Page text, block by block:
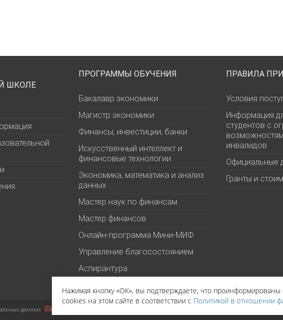
ШКОЛЕ
ПРОГРАММЫ ОБУЧЕНИЯ
Бакалавр экономики
Магистр экономики
Финансы, инвестиции, банки
Искусственный интеллект и
финансовые технологии
Экономика, математика и анализ
данных
Мастер наук по финансам
Мастер финансов
Онлайн-программа Мини-МИФ
Управление благосостоянием
Аспирантура
ПРАВИЛА
Условия
Информация
студентов с
инвалидов
Официальные
Гранты и
данных Политика в отношении файлов cookies
Нажимая кнопку «ОК», вы подтверждаете, что
cookies на этом сайте в соответствии с Политикой в отношении